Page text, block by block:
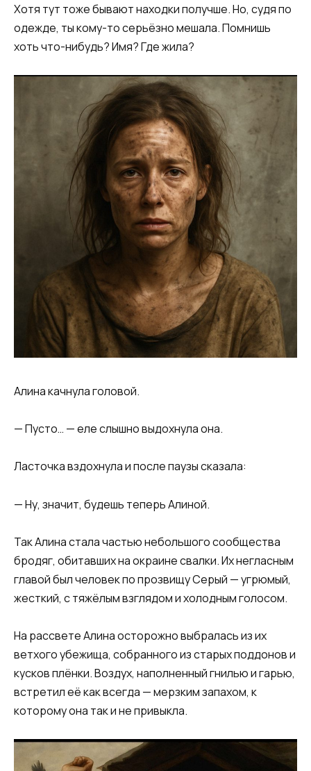
Хотя тут тоже бывают находки получше. Но, судя по
одежде, ты кому-то серьёзно мешала. Помнишь
хоть что-нибудь? Имя? Где жила?
Алина качнула головой.
— Пусто… — еле слышно выдохнула она.
Ласточка вздохнула и после паузы сказала:
— Ну, значит, будешь теперь Алиной.
Так Алина стала частью небольшого сообщества
бродяг, обитавших на окраине свалки. Их негласным
главой был человек по прозвищу Серый — угрюмый,
жесткий, с тяжёлым взглядом и холодным голосом.
На рассвете Алина осторожно выбралась из их
ветхого убежища, собранного из старых поддонов и
кусков плёнки. Воздух, наполненный гнилью и гарью,
встретил её как всегда — мерзким запахом, к
которому она так и не привыкла.